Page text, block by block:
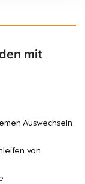
mit
Auswechseln
von